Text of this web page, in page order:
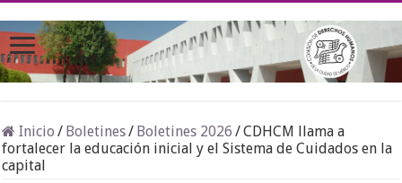
Inicio / Boletines/ Boletines 2026 /CDHCM llama a
fortalecer la educación inicial y el Sistema de Cuidados en la
capital